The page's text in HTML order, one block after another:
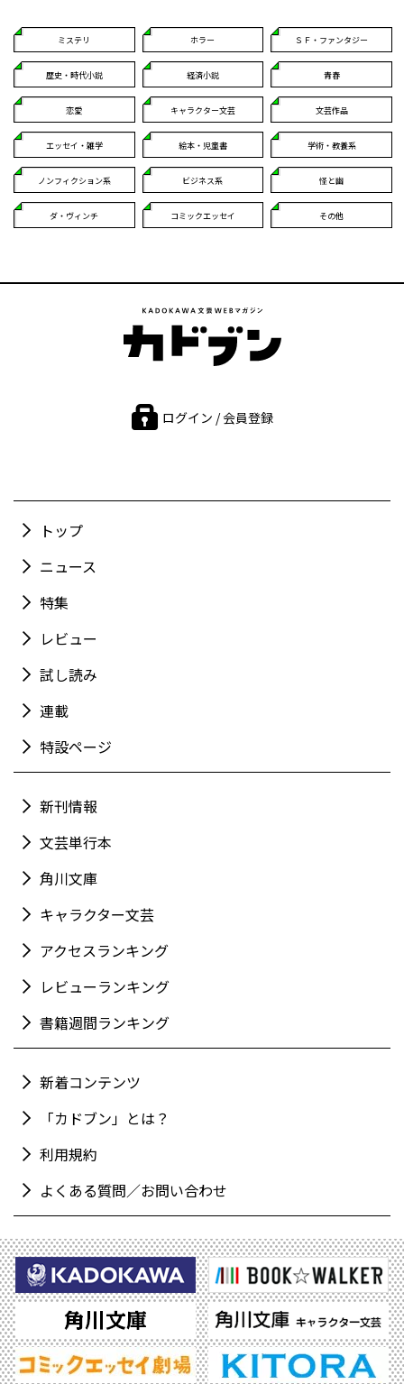
ミステリ ホラー ＳＦ・ファンタジー
歴史・時代小説 経済小説 青春
恋愛 キャラクター文芸 文芸作品
エッセイ・雑学 絵本・児童書 学術・教養系
ノンフィクション系 ビジネス系 怪と幽
ダ・ヴィンチ コミックエッセイ その他
ログイン / 会員登録
トップ
ニュース
特集
レビュー
試し読み
連載
特設ページ
新刊情報
文芸単行本
角川文庫
キャラクター文芸
アクセスランキング
レビューランキング
書籍週間ランキング
新着コンテンツ
「カドブン」とは？
利用規約
よくある質問／お問い合わせ